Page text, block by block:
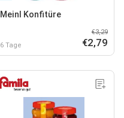
Meinl Konfitüre
6 Tage
€3,29
€2,79